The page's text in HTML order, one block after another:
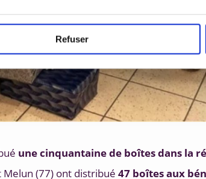
Refuser
une cinquantaine de boîtes dans la
Melun (77) ont distribué 47 boîtes aux